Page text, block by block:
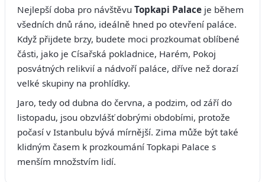
Nejlepší doba pro návštěvu Topkapi Palace je během
všedních dnů ráno, ideálně hned po otevření paláce.
Když přijdete brzy, budete moci prozkoumat oblíbené
části, jako je Císařská pokladnice, Harém, Pokoj
posvátných relikvií a nádvoří paláce, dříve než dorazí
velké skupiny na prohlídky.
Jaro, tedy od dubna do června, a podzim, od září do
listopadu, jsou obzvlášť dobrými obdobími, protože
počasí v Istanbulu bývá mírnější. Zima může být také
klidným časem k prozkoumání Topkapi Palace s
menším množstvím lidí.